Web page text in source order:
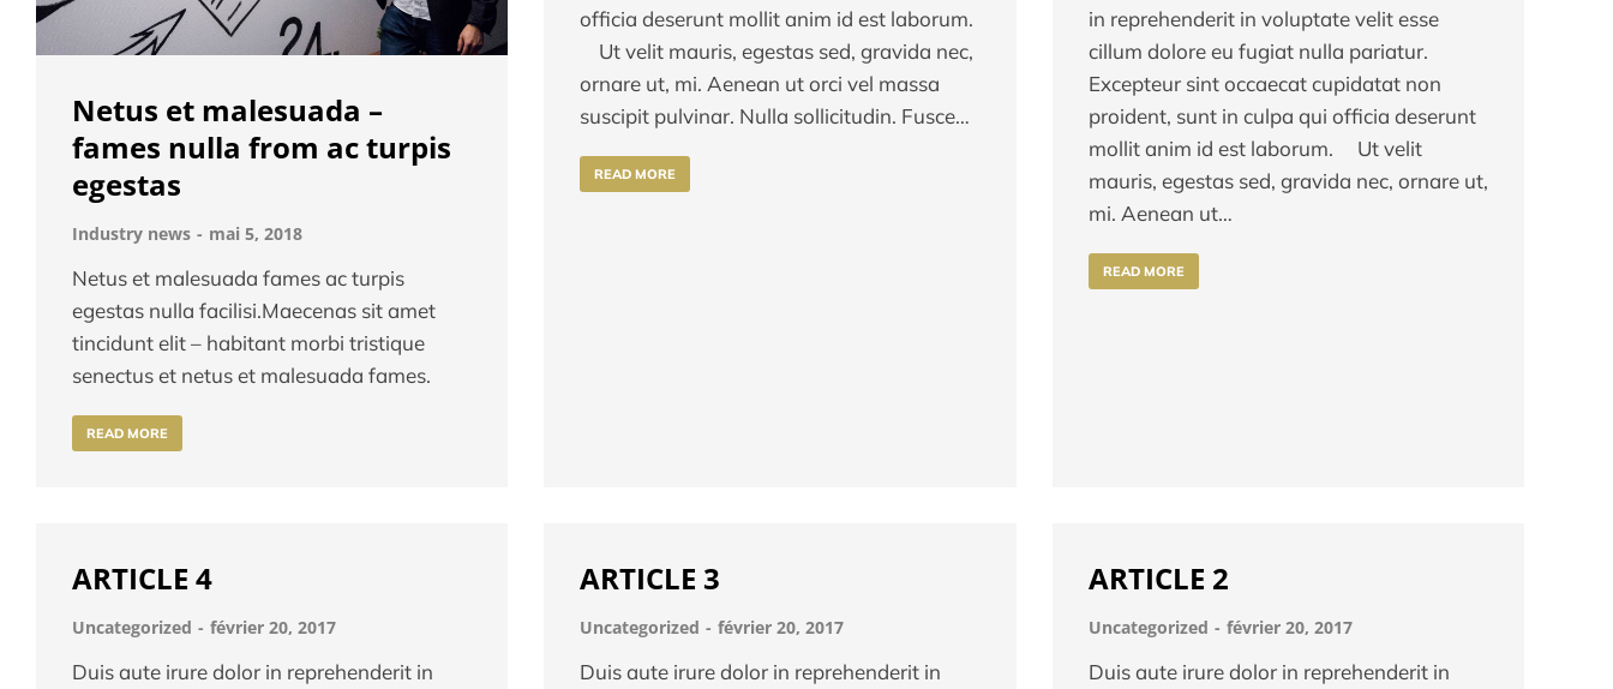
Netus et malesuada –
fames nulla from ac turpis
egestas
Industry news mai 5, 2018
Netus et malesuada fames ac turpis
egestas nulla facilisi.Maecenas sit amet
tincidunt elit – habitant morbi tristique
senectus et netus et malesuada fames.
READ MORE
officia deserunt mollit anim id est laborum.
Ut velit mauris, egestas sed, gravida nec,
ornare ut, mi. Aenean ut orci vel massa
suscipit pulvinar. Nulla sollicitudin. Fusce…
READ MORE
in reprehenderit in voluptate velit esse
cillum dolore eu fugiat nulla pariatur.
Excepteur sint occaecat cupidatat non
proident, sunt in culpa qui officia deserunt
mollit anim id est laborum. Ut velit
mauris, egestas sed, gravida nec, ornare ut,
mi. Aenean ut…
READ MORE
ARTICLE 4
Uncategorized février 20, 2017
Duis aute irure dolor in reprehenderit in
ARTICLE 3
Uncategorized février 20, 2017
Duis aute irure dolor in reprehenderit in
ARTICLE 2
Uncategorized février 20, 2017
Duis aute irure dolor in reprehenderit in